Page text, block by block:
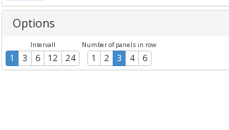
Options
Intervall
1 3 6 12 24
Number of panels in row
1 2 3 4 6